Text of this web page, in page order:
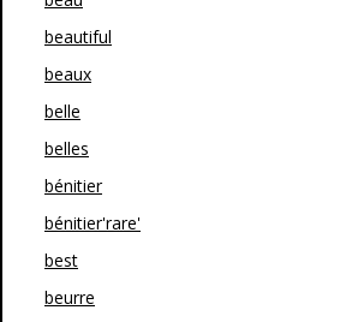
beautiful
beaux
belle
belles
bénitier
bénitier'rare'
best
beurre